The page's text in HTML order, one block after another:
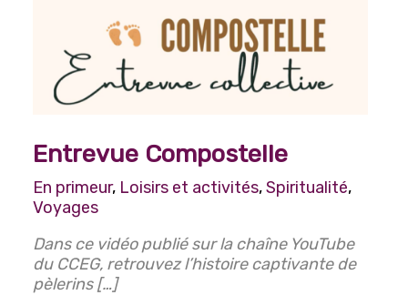
Engagements et participation sociale
Horticulture et jardinage
Jeux
Bingo
Mise en forme et sports récréatifs
Danse
Mise en forme
Voyages
Entrevue Compostelle
En primeur, Loisirs et activités,Spiritualité,
Voyages
Dans ce vidéo publié sur la chaîne YouTube
du CCEG, retrouvez l’histoire captivante de
pèlerins […]